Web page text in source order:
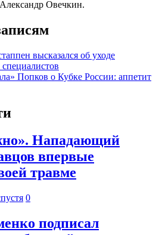
Овечкин.
высказался об уходе
Попков о Кубке России: аппетит
Нападающий
впервые
травме
0
подписал